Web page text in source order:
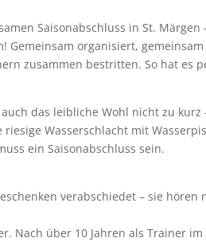
Saisonabschluss in St. Märgen
Gemeinsam organisiert,
zusammen bestritten. So hat es
das leibliche Wohl nicht zu kurz
Wasserschlacht mit
ein Saisonabschluss sein.
verabschiedet – sie hören
Nach über 10 Jahren als Trainer